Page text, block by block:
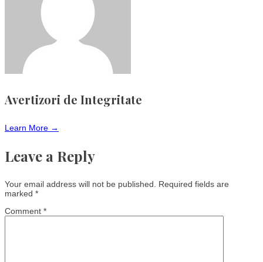
Avertizori de Integritate
Learn More →
Leave a Reply
Your email address will not be published.
Required fields are
marked *
Comment *